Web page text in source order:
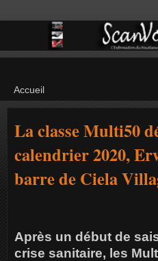
La classe Multi50
calendrier 2020,
barre de Ciela
Après un début de
crise sanitaire, les